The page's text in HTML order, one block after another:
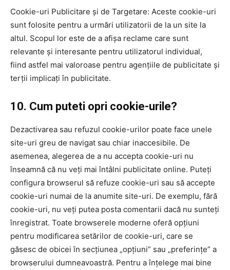
Cookie-uri Publicitare și de Targetare: Aceste cookie-uri
sunt folosite pentru a urmări utilizatorii de la un site la
altul. Scopul lor este de a afișa reclame care sunt
relevante și interesante pentru utilizatorul individual,
fiind astfel mai valoroase pentru agențiile de publicitate și
terții implicați în publicitate.
10. Cum puteti opri cookie-urile?
Dezactivarea sau refuzul cookie-urilor poate face unele
site-uri greu de navigat sau chiar inaccesibile. De
asemenea, alegerea de a nu accepta cookie-uri nu
înseamnă că nu veți mai întâlni publicitate online. Puteți
configura browserul să refuze cookie-uri sau să accepte
cookie-uri numai de la anumite site-uri. De exemplu, fără
cookie-uri, nu veți putea posta comentarii dacă nu sunteți
înregistrat. Toate browserele moderne oferă opțiuni
pentru modificarea setărilor de cookie-uri, care se
găsesc de obicei în secțiunea „opțiuni” sau „preferințe” a
browserului dumneavoastră. Pentru a înțelege mai bine